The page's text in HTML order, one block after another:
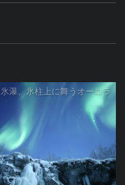
氷瀑、氷柱上に舞うオーロラ